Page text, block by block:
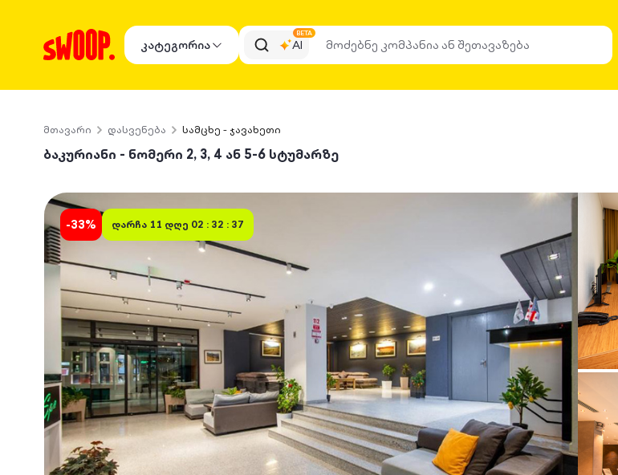
კატეგორია AI
BETA
მთავარი დასვენება სამცხე - ჯავახეთი
ბაკურიანი - ნომერი 2, 3, 4 ან 5-6 სტუმარზე
-33% დარჩა 11 დღე 02 : 32 : 37